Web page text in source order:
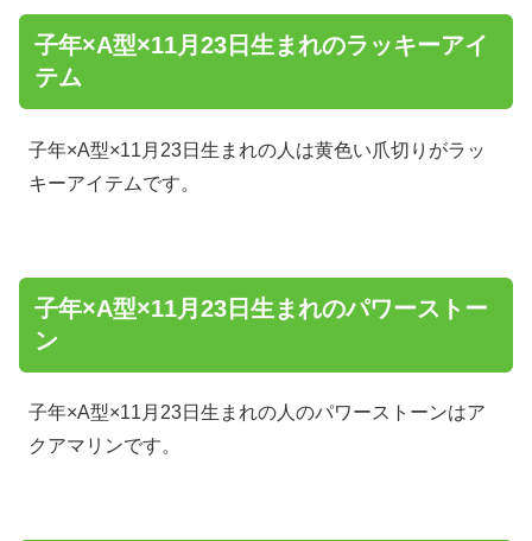
子年×A型×11月23日生まれのラッキーアイ
テム
子年×A型×11月23日生まれの人は黄色い爪切りがラッ
キーアイテムです。
子年×A型×11月23日生まれのパワーストー
ン
子年×A型×11月23日生まれの人のパワーストーンはア
クアマリンです。